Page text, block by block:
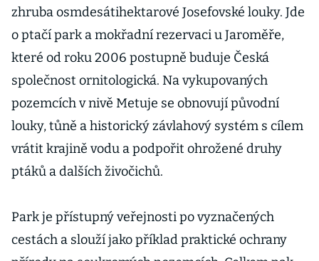
zhruba osmdesátihektarové Josefovské louky. Jde
o ptačí park a mokřadní rezervaci u Jaroměře,
které od roku 2006 postupně buduje Česká
společnost ornitologická. Na vykupovaných
pozemcích v nivě Metuje se obnovují původní
louky, tůně a historický závlahový systém s cílem
vrátit krajině vodu a podpořit ohrožené druhy
ptáků a dalších živočichů.
Park je přístupný veřejnosti po vyznačených
cestách a slouží jako příklad praktické ochrany